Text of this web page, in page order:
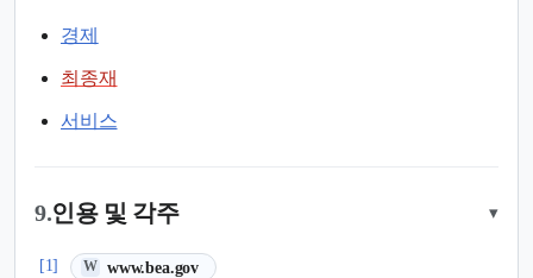
경제
최종재
서비스
9.인용 및 각주 ▾
[1] W www.bea.gov
(새 탭에서 열림)